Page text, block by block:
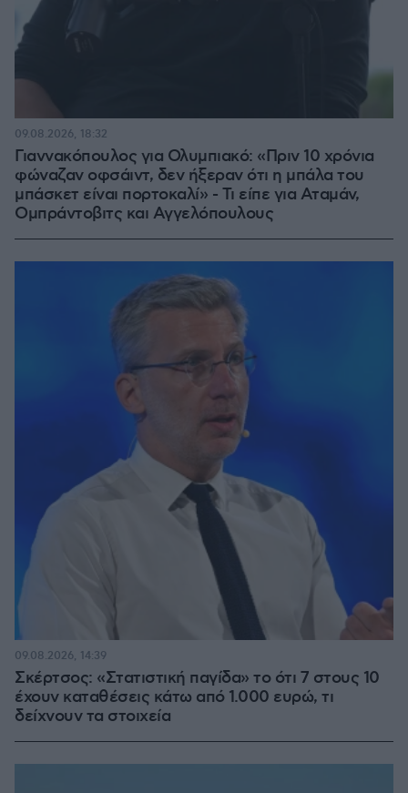
Γιαννακόπουλος για Ολυμπιακό: «Πριν 10 χρόνια
φώναζαν οφσάιντ, δεν ήξεραν ότι η μπάλα του
μπάσκετ είναι πορτοκαλί» - Τι είπε για Αταμάν,
Ομπράντοβιτς και Αγγελόπουλους
09.08.2026, 18:32
Σκέρτσος: «Στατιστική παγίδα» το ότι 7 στους 10
έχουν καταθέσεις κάτω από 1.000 ευρώ, τι
δείχνουν τα στοιχεία
09.08.2026, 14:39